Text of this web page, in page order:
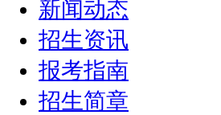
新闻动态
招生资讯
报考指南
招生简章